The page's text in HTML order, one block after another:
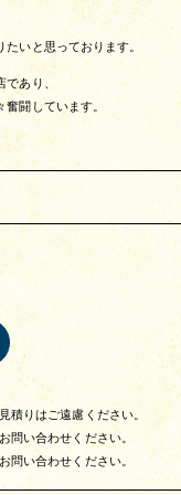
いと思っております。
であり、
闘しています。
積りはご遠慮ください。
問い合わせください。
問い合わせください。